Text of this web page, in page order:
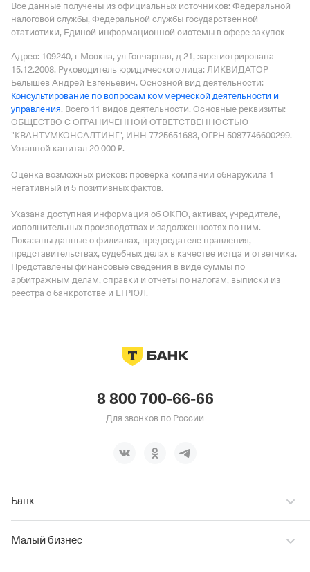
Все данные получены из официальных источников: Федеральной
налоговой службы, Федеральной службы государственной
статистики, Единой информационной системы в сфере закупок
Адрес: 109240, г Москва, ул Гончарная, д 21, зарегистрирована
15.12.2008. Руководитель юридического лица: ЛИКВИДАТОР
Белышев Андрей Евгеньевич. Основной вид деятельности:
Консультирование по вопросам коммерческой деятельности и
управления. Всего 11 видов деятельности. Основные реквизиты:
ОБЩЕСТВО С ОГРАНИЧЕННОЙ ОТВЕТСТВЕННОСТЬЮ
"КВАНТУМКОНСАЛТИНГ", ИНН 7725651683, ОГРН 5087746600299.
Уставной капитал 20 000 ₽.
Оценка возможных рисков: проверка компании обнаружила 1
негативный и 5 позитивных фактов.
Указана доступная информация об ОКПО, активах, учредителе,
исполнительных производствах и задолженностях по ним.
Показаны данные о филиалах, председателе правления,
представительствах, судебных делах в качестве истца и ответчика.
Представлены финансовые сведения в виде суммы по
арбитражным делам, справки и отчеты по налогам, выписки из
реестра о банкротстве и ЕГРЮЛ.
8 800 700-66-66
Для звонков по России
Банк
Малый бизнес